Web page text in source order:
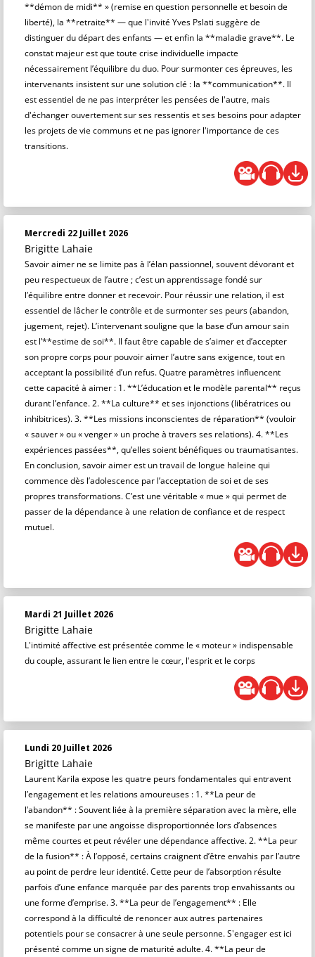
**démon de midi** » (remise en question personnelle et besoin de
liberté), la **retraite** — que l'invité Yves Pslati suggère de
distinguer du départ des enfants — et enfin la **maladie grave**. Le
constat majeur est que toute crise individuelle impacte
nécessairement l’équilibre du duo. Pour surmonter ces épreuves, les
intervenants insistent sur une solution clé : la **communication**. Il
est essentiel de ne pas interpréter les pensées de l'autre, mais
d'échanger ouvertement sur ses ressentis et ses besoins pour adapter
les projets de vie communs et ne pas ignorer l'importance de ces
transitions.
Mercredi 22 Juillet 2026
Brigitte Lahaie
Savoir aimer ne se limite pas à l’élan passionnel, souvent dévorant et
peu respectueux de l’autre ; c’est un apprentissage fondé sur
l’équilibre entre donner et recevoir. Pour réussir une relation, il est
essentiel de lâcher le contrôle et de surmonter ses peurs (abandon,
jugement, rejet). L’intervenant souligne que la base d’un amour sain
est l’**estime de soi**. Il faut être capable de s’aimer et d’accepter
son propre corps pour pouvoir aimer l’autre sans exigence, tout en
acceptant la possibilité d’un refus. Quatre paramètres influencent
cette capacité à aimer : 1. **L’éducation et le modèle parental** reçus
durant l’enfance. 2. **La culture** et ses injonctions (libératrices ou
inhibitrices). 3. **Les missions inconscientes de réparation** (vouloir
« sauver » ou « venger » un proche à travers ses relations). 4. **Les
expériences passées**, qu’elles soient bénéfiques ou traumatisantes.
En conclusion, savoir aimer est un travail de longue haleine qui
commence dès l’adolescence par l’acceptation de soi et de ses
propres transformations. C’est une véritable « mue » qui permet de
passer de la dépendance à une relation de confiance et de respect
mutuel.
Mardi 21 Juillet 2026
Brigitte Lahaie
L'intimité affective est présentée comme le « moteur » indispensable
du couple, assurant le lien entre le cœur, l'esprit et le corps
Lundi 20 Juillet 2026
Brigitte Lahaie
Laurent Karila expose les quatre peurs fondamentales qui entravent
l’engagement et les relations amoureuses : 1. **La peur de
l’abandon** : Souvent liée à la première séparation avec la mère, elle
se manifeste par une angoisse disproportionnée lors d’absences
même courtes et peut révéler une dépendance affective. 2. **La peur
de la fusion** : À l’opposé, certains craignent d’être envahis par l’autre
au point de perdre leur identité. Cette peur de l’absorption résulte
parfois d’une enfance marquée par des parents trop envahissants ou
une forme d’emprise. 3. **La peur de l’engagement** : Elle
correspond à la difficulté de renoncer aux autres partenaires
potentiels pour se consacrer à une seule personne. S'engager est ici
présenté comme un signe de maturité adulte. 4. **La peur de